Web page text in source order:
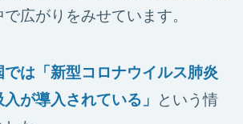
広がりをみせています。
では「新型コロナウイルス肺炎
が導入されている」 という情